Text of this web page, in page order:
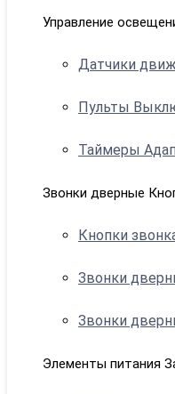
Управление
Датчики
Пульты
Таймеры
Звонки дверные
Кнопки
Звонки
Звонки
Элементы питания